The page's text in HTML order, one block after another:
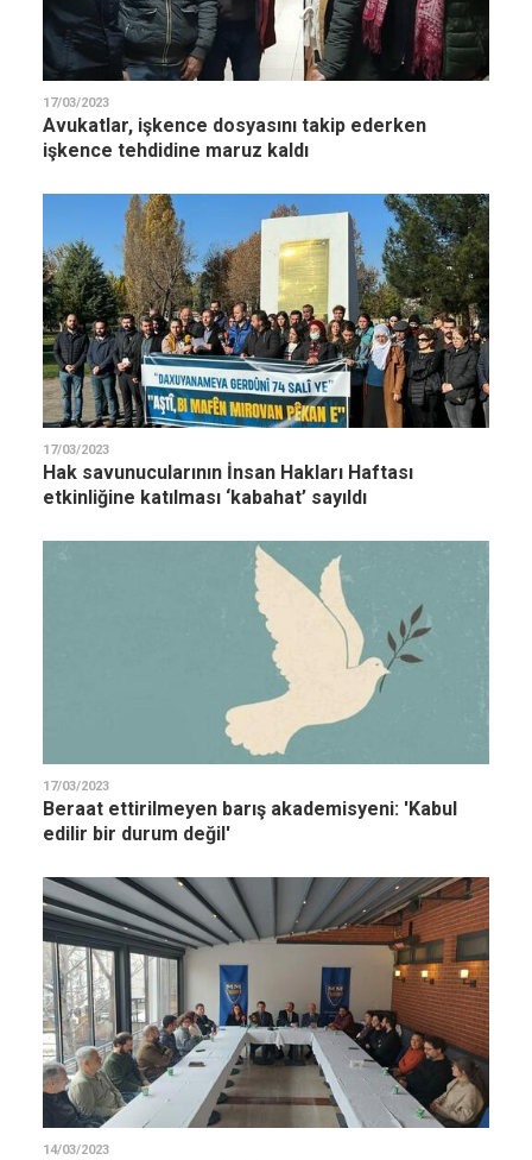
17/03/2023
Avukatlar, işkence dosyasını takip ederken
işkence tehdidine maruz kaldı
17/03/2023
Hak savunucularının İnsan Hakları Haftası
etkinliğine katılması ‘kabahat’ sayıldı
17/03/2023
Beraat ettirilmeyen barış akademisyeni: 'Kabul
edilir bir durum değil'
14/03/2023